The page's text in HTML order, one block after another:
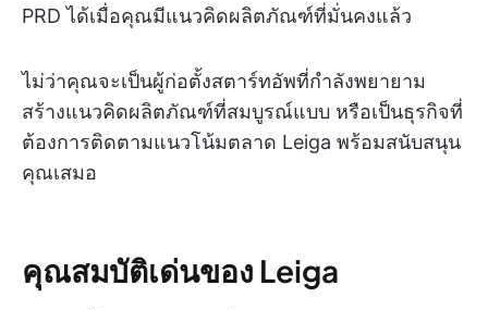
PRD ได้เมื่อคุณมีแนวคิดผลิตภัณฑ์ที่มั่นคงแล้ว
ไม่ว่าคุณจะเป็นผู้ก่อตั้งสตาร์ทอัพที่กำลังพยายาม
สร้างแนวคิดผลิตภัณฑ์ที่สมบูรณ์แบบ หรือเป็นธุรกิจที่
ต้องการติดตามแนวโน้มตลาด Leiga พร้อมสนับสนุน
คุณเสมอ
คุณสมบัติเด่นของ Leiga